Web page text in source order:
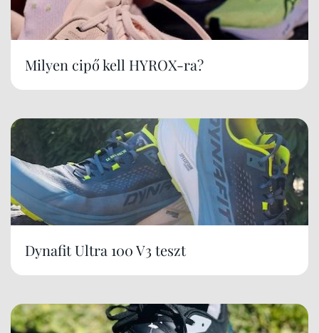
Milyen cipő kell HYROX-ra?
Dynafit Ultra 100 V3 teszt